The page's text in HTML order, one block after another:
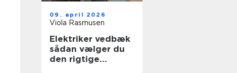
09. april 2026
Viola Rasmusen
Elektriker vedbæk
sådan vælger du
den rigtige